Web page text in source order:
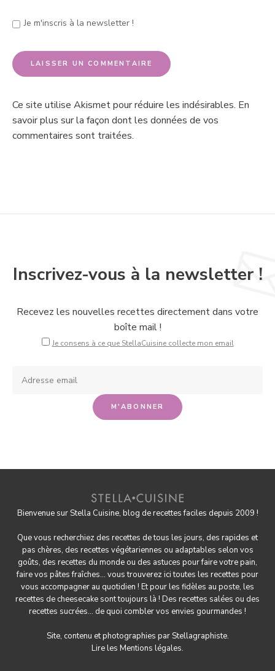
Je m'inscris à la newsletter !
Ce site utilise Akismet pour réduire les indésirables. En
savoir plus sur la façon dont les données de vos
commentaires sont traitées.
Inscrivez-vous à la newsletter !
Recevez les nouvelles recettes directement dans votre
boîte mail !
Je consens à ce que StellaCuisine collecte mon email
Bienvenue sur Stella Cuisine, blog de recettes faciles depuis 2009 !
Que vous recherchiez des recettes de tous les jours, des rapides et
pas chères, des recettes végétariennes ou adaptables selon vos
goûts, des recettes du monde ou des astuces pourfaire votre pain,
fairevos pâtes fraîches... vous trouverez ici toutes les recettes pour
vous accompagner au quotidien ! Et pour les fidèles au poste, les
recettes de cheesecake sont toujours là ! Des recettes salées ou des
recettes sucrées... de quoi combler vos envies gourmandes !
Site, contenu et photographies parStellagraphiste.
Lire les Mentions légales.